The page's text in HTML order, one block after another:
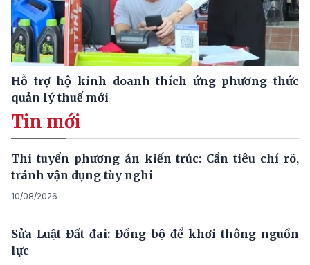
Hỗ trợ hộ kinh doanh thích ứng phương thức
quản lý thuế mới
Tin mới
Thi tuyển phương án kiến trúc: Cần tiêu chí rõ,
tránh vận dụng tùy nghi
10/08/2026
Sửa Luật Đất đai: Đồng bộ để khơi thông nguồn
lực